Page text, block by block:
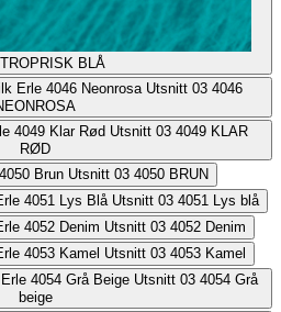
TROPRISK BLÅ
4046
4049 KLAR
RØD
4050 BRUN
4051 Lys blå
4052 Denim
4053 Kamel
4054 Grå
beige